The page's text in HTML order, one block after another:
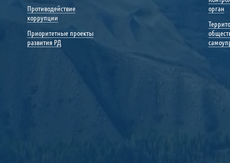
Противодействие
коррупции
Приоритетные проекты
развития РД
орган